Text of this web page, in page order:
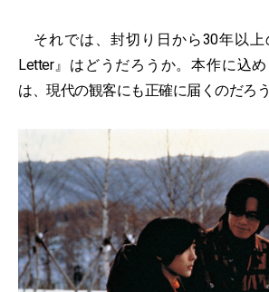
それでは、封切り日から30年以上
Letter』はどうだろうか。本作に込
は、現代の観客にも正確に届くのだろう